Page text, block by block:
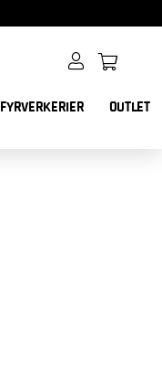
FYRVERKERIER OUTLET